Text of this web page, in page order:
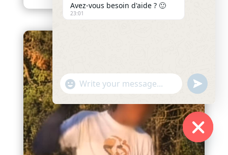
Hide
Avez-vous besoin d'aide ? 🙂
23:01
"+chaty_settings.lang.emoji_picker+"
WhatsApp
undefined